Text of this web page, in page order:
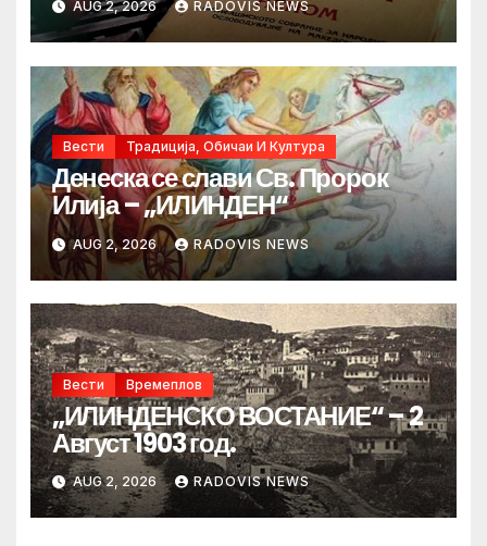
AUG 2, 2026 RADOVIS NEWS
Вести Традиција, Обичаи И Култура
Денеска се слави Св. Пророк
Илија – „ИЛИНДЕН“
AUG 2, 2026 RADOVIS NEWS
Вести Времеплов
„ИЛИНДЕНСКО ВОСТАНИЕ“ – 2
Август 1903 год.
AUG 2, 2026 RADOVIS NEWS